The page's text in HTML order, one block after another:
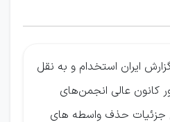
ایران استخدام و به نقل
کانون عالی انجمن‌های
جزئیات حذف واسطه های